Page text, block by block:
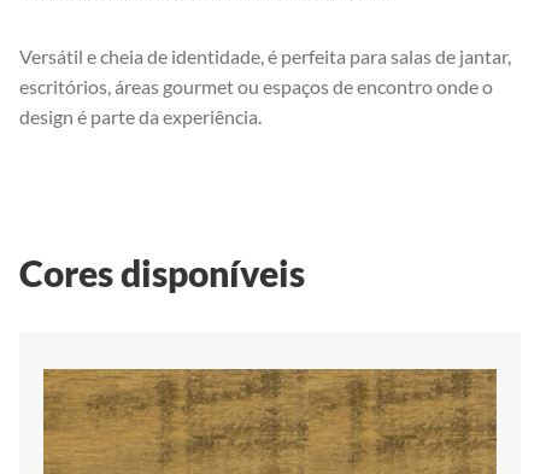
Versátil e cheia de identidade, é perfeita para salas de jantar,
escritórios, áreas gourmet ou espaços de encontro onde o
design é parte da experiência.
Cores disponíveis